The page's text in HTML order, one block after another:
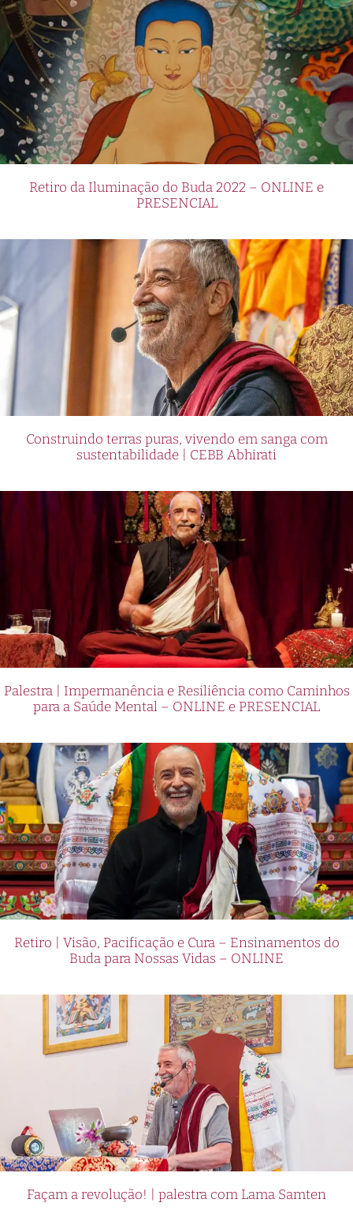
Retiro da Iluminação do Buda 2022 – ONLINE e
PRESENCIAL
Construindo terras puras, vivendo em sanga com
sustentabilidade | CEBB Abhirati
Palestra | Impermanência e Resiliência como Caminhos
para a Saúde Mental – ONLINE e PRESENCIAL
Retiro | Visão, Pacificação e Cura – Ensinamentos do
Buda para Nossas Vidas – ONLINE
Façam a revolução! | palestra com Lama Samten